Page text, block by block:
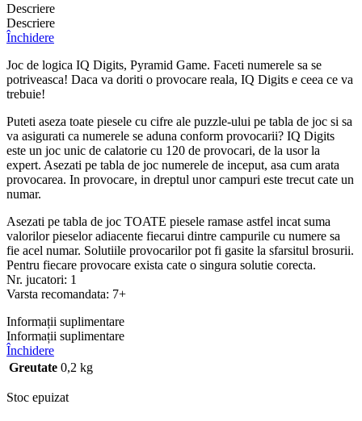
Descriere
Descriere
Închidere
Joc de logica IQ Digits, Pyramid Game. Faceti numerele sa se
potriveasca! Daca va doriti o provocare reala, IQ Digits e ceea ce va
trebuie!
Puteti aseza toate piesele cu cifre ale puzzle-ului pe tabla de joc si sa
va asigurati ca numerele se aduna conform provocarii? IQ Digits
este un joc unic de calatorie cu 120 de provocari, de la usor la
expert. Asezati pe tabla de joc numerele de inceput, asa cum arata
provocarea. In provocare, in dreptul unor campuri este trecut cate un
numar.
Asezati pe tabla de joc TOATE piesele ramase astfel incat suma
valorilor pieselor adiacente fiecarui dintre campurile cu numere sa
fie acel numar. Solutiile provocarilor pot fi gasite la sfarsitul brosurii.
Pentru fiecare provocare exista cate o singura solutie corecta.
Nr. jucatori: 1
Varsta recomandata: 7+
Informații suplimentare
Informații suplimentare
Închidere
Greutate 0,2 kg
Stoc epuizat